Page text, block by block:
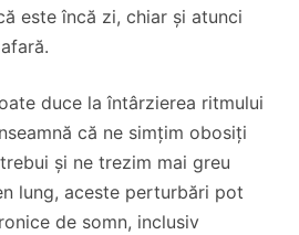
este încă zi, chiar și atunci
duce la întârzierea ritmului
că ne simțim obosiți
și ne trezim mai greu
lung, aceste perturbări pot
de somn, inclusiv